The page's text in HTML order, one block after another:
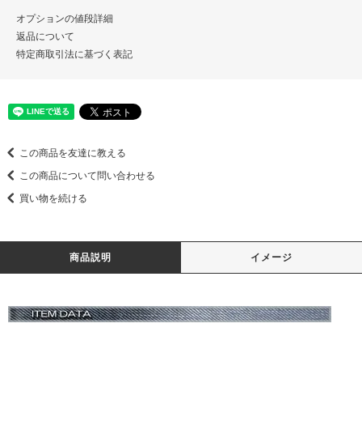
オプションの値段詳細
返品について
特定商取引法に基づく表記
この商品を友達に教える
この商品について問い合わせる
買い物を続ける
商品説明 イメージ